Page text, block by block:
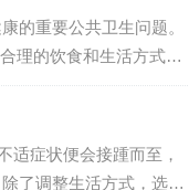
的重要公共卫生问题。
理的饮食和生活方式干
方面，为您详细介绍糖
适症状便会接踵而至，
了调整生活方式，选择